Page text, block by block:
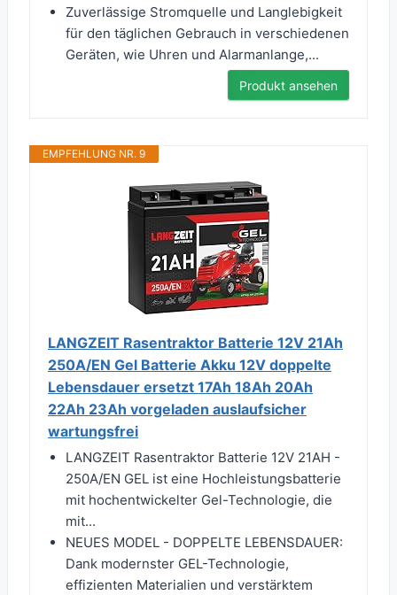
Zuverlässige Stromquelle und Langlebigkeit
für den täglichen Gebrauch in verschiedenen
Geräten, wie Uhren und Alarmanlange,...
Produkt ansehen
EMPFEHLUNG NR. 9
LANGZEIT Rasentraktor Batterie 12V 21Ah
250A/EN Gel Batterie Akku 12V doppelte
Lebensdauer ersetzt 17Ah 18Ah 20Ah
22Ah 23Ah vorgeladen auslaufsicher
wartungsfrei
LANGZEIT Rasentraktor Batterie 12V 21AH -
250A/EN GEL ist eine Hochleistungsbatterie
mit hochentwickelter Gel-Technologie, die
mit...
NEUES MODEL - DOPPELTE LEBENSDAUER:
Dank modernster GEL-Technologie,
effizienten Materialien und verstärktem